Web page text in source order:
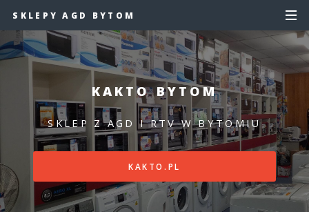
SKLEPY AGD BYTOM
KAKTO BYTOM
SKLEP Z AGD I RTV W BYTOMIU
KAKTO.PL